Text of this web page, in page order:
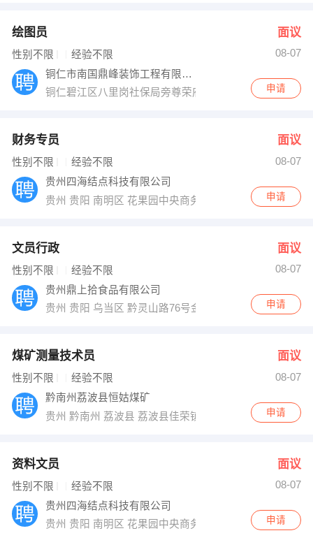
绘图员 面议
性别不限 经验不限
08-07
铜仁市南国鼎峰装饰工程有限公司
铜仁碧江区八里岗社保局旁尊荣府邸临街二楼
申请
财务专员 面议
性别不限 经验不限
08-07
贵州四海结点科技有限公司
贵州 贵阳 南明区 花果园中央商务区F6栋34楼0708
申请
文员行政 面议
性别不限 经验不限
08-07
贵州鼎上拾食品有限公司
贵州 贵阳 乌当区 黔灵山路76号金谷苑
申请
煤矿测量技术员 面议
性别不限 经验不限
08-07
黔南州荔波县恒姑煤矿
贵州 黔南州 荔波县 荔波县佳荣镇拉滩村
申请
资料文员 面议
性别不限 经验不限
08-07
贵州四海结点科技有限公司
贵州 贵阳 南明区 花果园中央商务区F6栋34楼0708
申请